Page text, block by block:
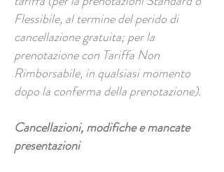
Flessibile, al termine del perido di
cancellazione gratuita; per la
prenotazione con Tariffa Non
Rimborsabile, in qualsiasi momento
dopo la conferma della prenotazione).
Cancellazioni, modifiche e mancate
presentazioni